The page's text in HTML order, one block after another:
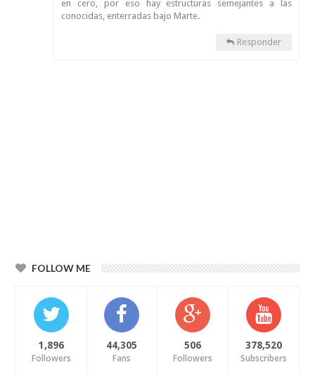
en cero, por eso hay estructuras semejantes a las
conocidas, enterradas bajo Marte.
Responder
FOLLOW ME
1,896
Followers
44,305
Fans
506
Followers
378,520
Subscribers